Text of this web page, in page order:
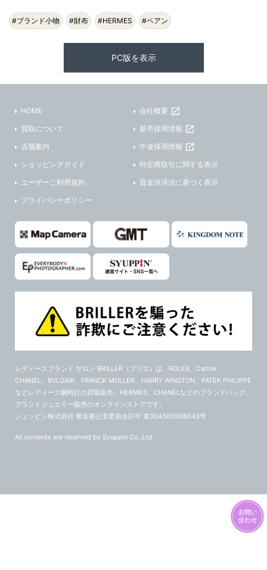
#ブランド小物 #財布 #HERMES #ベアン
PC版を表示
HOME
買取について
店舗案内
ショッピングガイド
ユーザーご利用規約
プライバシーポリシー
会社概要
新卒採用情報
中途採用情報
特定商取引に関する表示
資金決済法に基づく表示
レディースブランド サロン BRILLER（ブリエ） は、ROLEX、Cartier、
CHANEL、BVLGARI、FRANCK MULLER、HARRY WINSTON、PATEK PHILIPPE
などレディース腕時計の買取販売、HERMES、CHANELなどのブランドバッグ、
ブランドジュエリー販売のオンラインストアです。
シュッピン株式会社 東京都公安委員会許可 第304360508043号
All contents are reserved by Syuppin Co.,Ltd.